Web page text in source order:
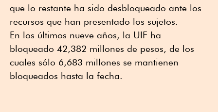
que lo restante ha sido desbloqueado ante los
recursos que han presentado los sujetos.
En los últimos nueve años, la UIF ha
bloqueado 42,382 millones de pesos, de los
cuales sólo 6,683 millones se mantienen
bloqueados hasta la fecha.